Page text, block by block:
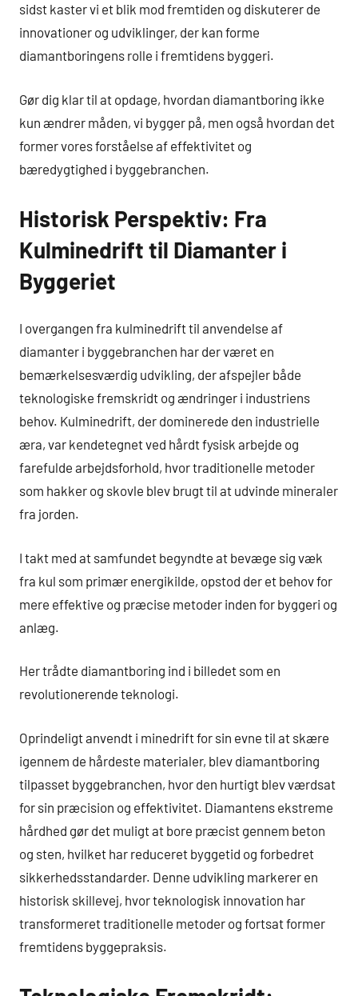
sidst kaster vi et blik mod fremtiden og diskuterer de
innovationer og udviklinger, der kan forme
diamantboringens rolle i fremtidens byggeri.
Gør dig klar til at opdage, hvordan diamantboring ikke
kun ændrer måden, vi bygger på, men også hvordan det
former vores forståelse af effektivitet og
bæredygtighed i byggebranchen.
Historisk Perspektiv: Fra
Kulminedrift til Diamanter i
Byggeriet
I overgangen fra kulminedrift til anvendelse af
diamanter i byggebranchen har der været en
bemærkelsesværdig udvikling, der afspejler både
teknologiske fremskridt og ændringer i industriens
behov. Kulminedrift, der dominerede den industrielle
æra, var kendetegnet ved hårdt fysisk arbejde og
farefulde arbejdsforhold, hvor traditionelle metoder
som hakker og skovle blev brugt til at udvinde mineraler
fra jorden.
I takt med at samfundet begyndte at bevæge sig væk
fra kul som primær energikilde, opstod der et behov for
mere effektive og præcise metoder inden for byggeri og
anlæg.
Her trådte diamantboring ind i billedet som en
revolutionerende teknologi.
Oprindeligt anvendt i minedrift for sin evne til at skære
igennem de hårdeste materialer, blev diamantboring
tilpasset byggebranchen, hvor den hurtigt blev værdsat
for sin præcision og effektivitet. Diamantens ekstreme
hårdhed gør det muligt at bore præcist gennem beton
og sten, hvilket har reduceret byggetid og forbedret
sikkerhedsstandarder. Denne udvikling markerer en
historisk skillevej, hvor teknologisk innovation har
transformeret traditionelle metoder og fortsat former
fremtidens byggepraksis.